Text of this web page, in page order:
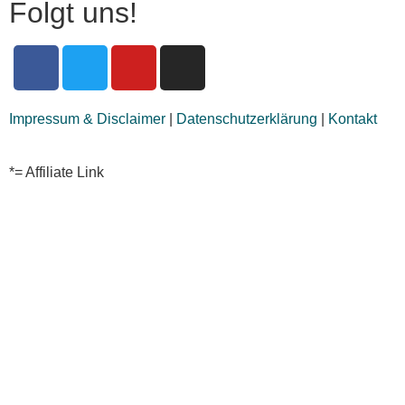
Folgt uns!
Impressum & Disclaimer Datenschutzerklärung Kontakt
*= Affiliate Link